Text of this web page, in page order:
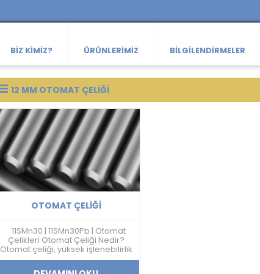
BIZ KIMIZ? ÜRÜNLERIMIZ BILGILENDIRMELER
12 MM OTOMAT ÇELIĞI
OTOMAT ÇELIĞI
11SMn30 | 11SMn30Pb | Otomat
Çelikleri Otomat Çeliği Nedir?
Otomat çeliği, yüksek işlenebilirlik
özelliği sayesinde talaşlı imalat
sektöründe kullanılan özel bir